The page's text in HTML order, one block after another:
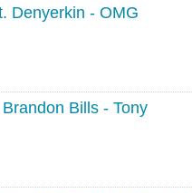
Denyerkin - OMG
Bills - Tony